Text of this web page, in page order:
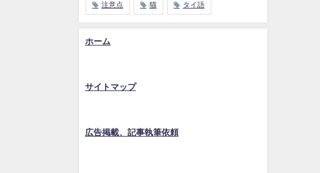
注意点 猫 タイ語
ホーム
サイトマップ
広告掲載、記事執筆依頼